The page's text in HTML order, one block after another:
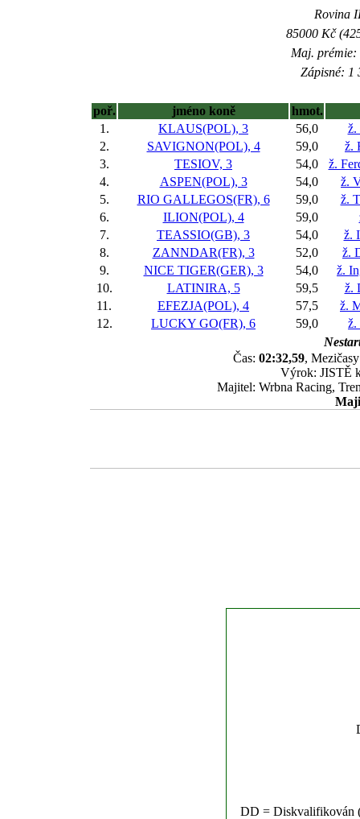
Rovina
85000 Kč
Maj. prémie:
Zápisné: 1
poř. jméno koně
hmot.
1.
KLAUS(POL), 3 56,0
ž.
2.
SAVIGNON(POL), 4 59,0
ž.
3.
TESIOV, 3 54,0
ž.
4.
ASPEN(POL), 3 54,0
ž.
5.
RIO GALLEGOS(FR), 6 59,0
ž.
6.
ILION(POL), 4 59,0
7.
TEASSIO(GB), 3 54,0
ž.
8.
ZANNDAR(FR), 3 52,0
ž.
9.
NICE TIGER(GER), 3 54,0
ž.
10.
LATINIRA, 5 59,5
ž.
11.
EFEZJA(POL), 4 57,5
ž.
12.
LUCKY GO(FR), 6 59,0
ž.
Čas: 02:32,59,
Výrok: JISTĚ
Majitel: Wrbna Racing,
DD = Diskvalifikován